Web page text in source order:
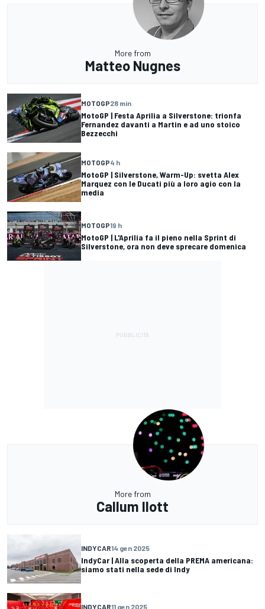
More from
Matteo Nugnes
MOTOGP28 min
MotoGP | Festa Aprilia a Silverstone: trionfa
Fernandez davanti a Martin e ad uno stoico
Bezzecchi
MOTOGP4 h
MotoGP | Silverstone, Warm-Up: svetta Alex
Marquez con le Ducati più a loro agio con la
media
MOTOGP19 h
MotoGP | L'Aprilia fa il pieno nella Sprint di
Silverstone, ora non deve sprecare domenica
More from
Callum Ilott
INDYCAR14 gen 2025
IndyCar | Alla scoperta della PREMA americana:
siamo stati nella sede di Indy
INDYCAR11 gen 2025